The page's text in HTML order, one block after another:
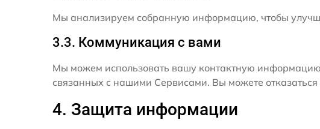
Мы анализируем собранную информацию, чтобы
3.3. Коммуникация с вами
Мы можем использовать вашу контактную
связанных с нашими Сервисами. Вы можете
4. Защита информации